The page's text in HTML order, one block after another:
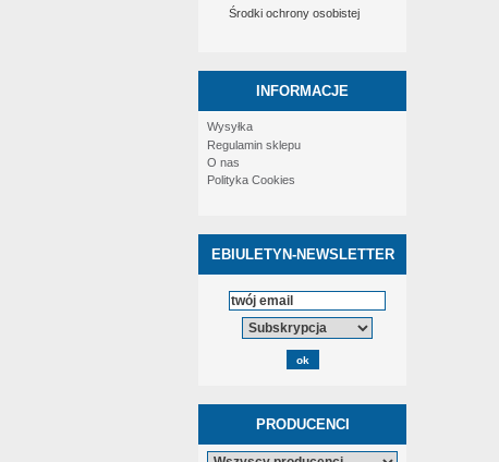
Środki ochrony osobistej
INFORMACJE
Wysyłka
Regulamin sklepu
O nas
Polityka Cookies
EBIULETYN-NEWSLETTER
PRODUCENCI